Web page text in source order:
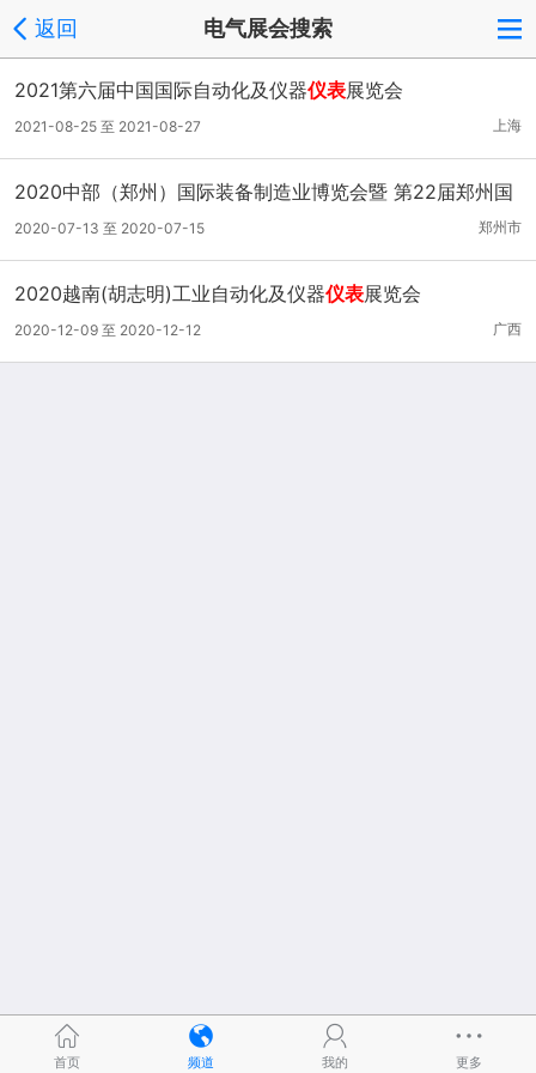
返回 电气展会搜索
2021第六届中国国际自动化及仪器仪表展览会
上海
2021-08-25 至 2021-08-27
2020中部（郑州）国际装备制造业博览会暨 第22届郑州国
际工业自动化及仪器仪表 郑州市
2020-07-13 至 2020-07-15
2020越南(胡志明)工业自动化及仪器仪表展览会
广西
2020-12-09 至 2020-12-12
首页 频道 我的 更多